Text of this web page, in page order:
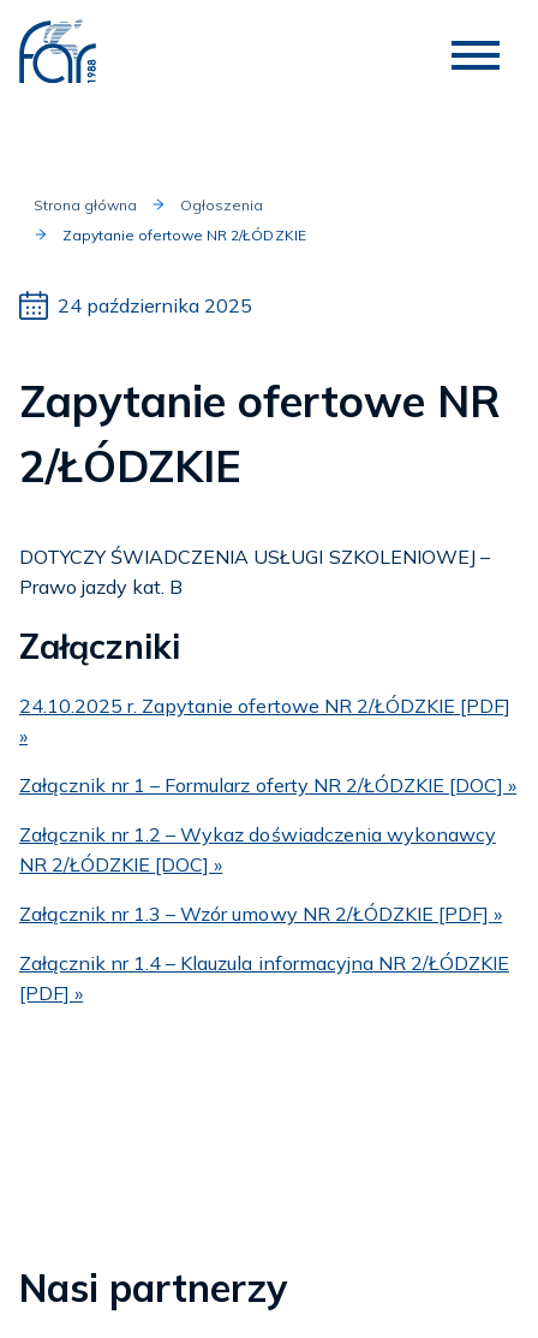
Strona główna
Ogłoszenia
Zapytanie ofertowe NR 2/ŁÓDZKIE
24 października 2025
Zapytanie ofertowe NR
2/ŁÓDZKIE
DOTYCZY ŚWIADCZENIA USŁUGI SZKOLENIOWEJ –
Prawo jazdy kat. B
Załączniki
24.10.2025 r. Zapytanie ofertowe NR 2/ŁÓDZKIE [PDF]
»
Załącznik nr 1 – Formularz oferty NR 2/ŁÓDZKIE [DOC] »
Załącznik nr 1.2 – Wykaz doświadczenia wykonawcy
NR 2/ŁÓDZKIE [DOC] »
Załącznik nr 1.3 – Wzór umowy NR 2/ŁÓDZKIE [PDF] »
Załącznik nr 1.4 – Klauzula informacyjna NR 2/ŁÓDZKIE
[PDF] »
Nasi partnerzy